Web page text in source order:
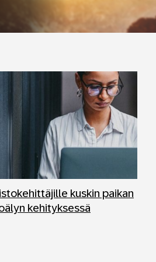
kuskin paikan
kehityksessä